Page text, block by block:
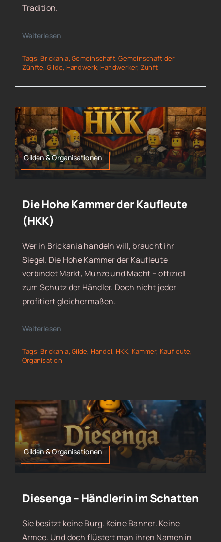
Tradition.
Weiterlesen
Tags: Brickania,Gemeinschaft,Gemeinschaft der
Zünfte, Gilde, Handwerk, Handwerker, Zunft
Gilden & Organisationen
Die Hohe Kammer der Kaufleute
(HKK)
Wer in Brickania handeln will, braucht ihr
Siegel. Die Hohe Kammer der Kaufleute
verbindet Markt, Münze und Macht – offiziell
zum Schutz der Händler. Doch nicht jeder
profitiert gleichermaßen.
Weiterlesen
Tags: Brickania,Gilde, Handel, HKK, Kammer, Kaufleute,
Organisation
Gilden & Organisationen
Diesenga – Händlerin im Schatten
Sie besitzt keine Burg. Keine Banner. Keine
Armee. Und doch flüstert man ihren Namen in